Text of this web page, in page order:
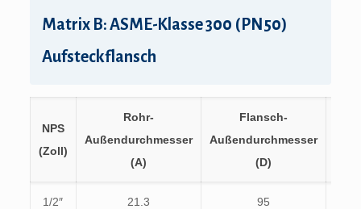
Matrix B: ASME-Klasse 300 (PN50)
Aufsteckflansch
NPS
(Zoll)
Rohr-
Außendurchmesser
(A)
Flansch-
Außendurchmesser
(D)
1/2″ 21.3 95